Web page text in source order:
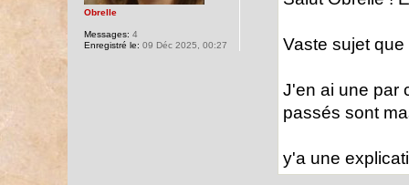
Vaste sujet
J'en ai une par
passés sont
y'a une
Obrelle
Messages: 4
Enregistré le: 09 Déc 2025, 00:27